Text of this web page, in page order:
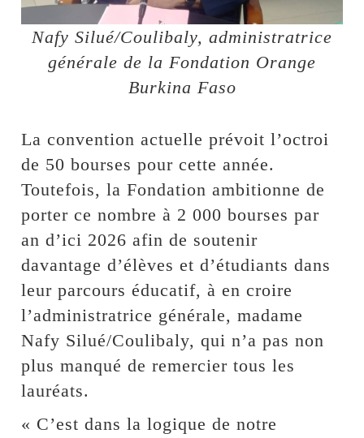
Nafy Silué/Coulibaly, administratrice
générale de la Fondation Orange
Burkina Faso
La convention actuelle prévoit l’octroi
de 50 bourses pour cette année.
Toutefois, la Fondation ambitionne de
porter ce nombre à 2 000 bourses par
an d’ici 2026 afin de soutenir
davantage d’élèves et d’étudiants dans
leur parcours éducatif, à en croire
l’administratrice générale, madame
Nafy Silué/Coulibaly, qui n’a pas non
plus manqué de remercier tous les
lauréats.
« C’est dans la logique de notre